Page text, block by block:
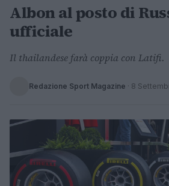
Albon al posto di
ufficiale
Il thailandese farà coppia con Latifi.
Redazione Sport Magazine · 8